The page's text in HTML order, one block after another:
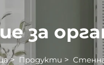
за
>Продукти >